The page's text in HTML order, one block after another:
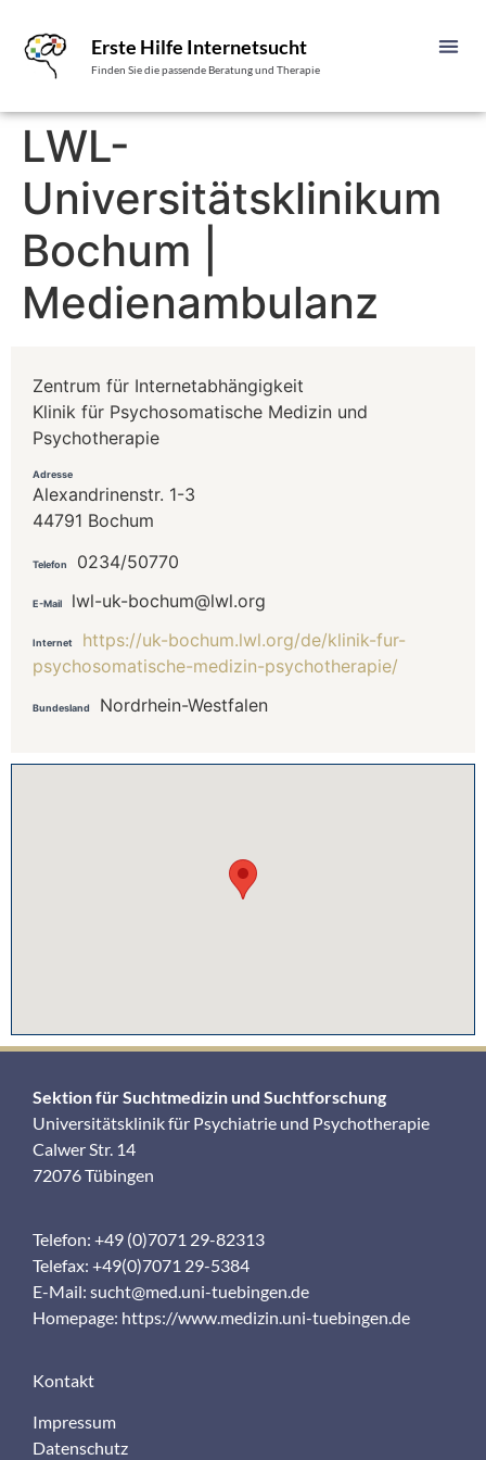
Erste Hilfe Internetsucht
Finden Sie die passende Beratung und Therapie
LWL-
Universitätsklinikum
Bochum |
Medienambulanz
Zentrum für Internetabhängigkeit
Klinik für Psychosomatische Medizin und
Psychotherapie
Adresse
Alexandrinenstr. 1-3
44791 Bochum
Telefon 0234/50770
E-Mail lwl-uk-bochum@lwl.org
Internet
https://uk-bochum.lwl.org/de/klinik-fur-
psychosomatische-medizin-psychotherapie/
Bundesland Nordrhein-Westfalen
Sektion für Suchtmedizin und Suchtforschung
Universitätsklinik für Psychiatrie und Psychotherapie
Calwer Str. 14
72076 Tübingen
Telefon: +49 (0)7071 29-82313
Telefax: +49(0)7071 29-5384
E-Mail: sucht@med.uni-tuebingen.de
Homepage: https://www.medizin.uni-tuebingen.de
Kontakt
Impressum
Datenschutz